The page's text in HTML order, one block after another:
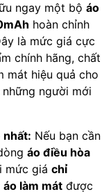
ngay một bộ áo
hoàn chỉnh
là mức giá cực
chính hãng, chất
mát hiệu quả cho
người mới
nhất: Nếu bạn cần
áo điều hòa
mức giá chỉ
áo làm mát được